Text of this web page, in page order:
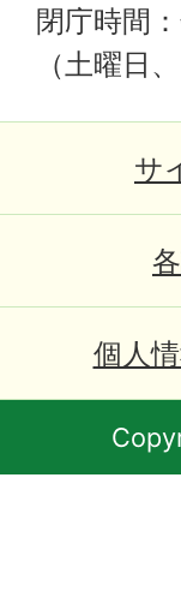
閉庁時間
（土曜日
サ
個人